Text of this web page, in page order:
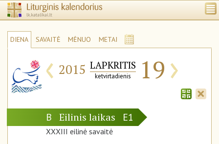
DIENA SAVAITĖ MĖNUO METAI
‹ 2015 LAPKRITIS
ketvirtadienis 19 ›
B Eilinis laikas E1
XXXIII eilinė savaitė